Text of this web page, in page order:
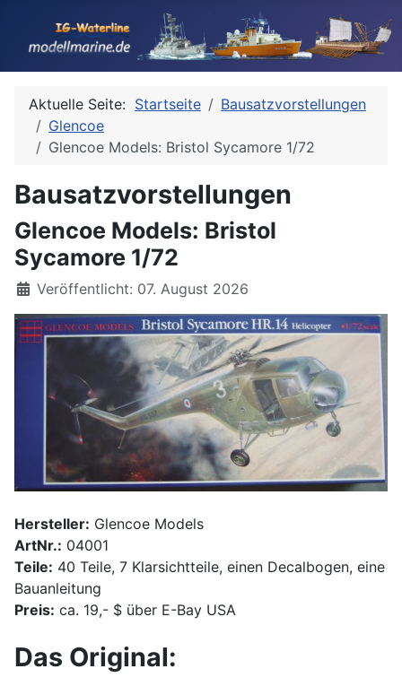
Aktuelle Seite: Startseite
Bausatzvorstellungen
Glencoe
Glencoe Models: Bristol Sycamore 1/72
Bausatzvorstellungen
Glencoe Models: Bristol
Sycamore 1/72
Details
Veröffentlicht: 07. August 2026
Hersteller: Glencoe Models
ArtNr.: 04001
Teile: 40 Teile, 7 Klarsichtteile, einen Decalbogen, eine
Bauanleitung
Preis: ca. 19,- $ über E-Bay USA
Das Original: